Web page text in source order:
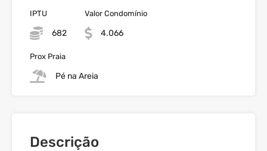
IPTU
682
Valor Condomínio
4.066
Prox Praia
Pé na Areia
Descrição